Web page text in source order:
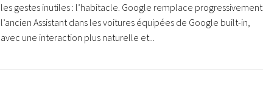
les gestes inutiles : l’habitacle. Google remplace progressivement
l’ancien Assistant dans les voitures équipées de Google built-in,
avec une interaction plus naturelle et...